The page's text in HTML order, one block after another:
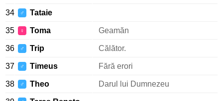
34 ♂ Tataie
35 ♀ Toma Geamăn
36 ♂ Trip Călător.
37 ♂ Timeus Fără erori
38 ♂ Theo Darul lui Dumnezeu